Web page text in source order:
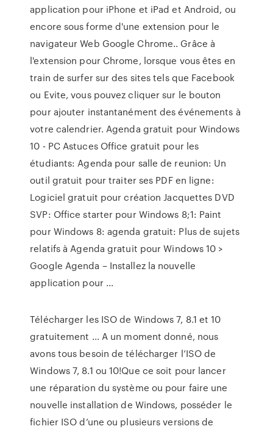
application pour iPhone et iPad et Android, ou
encore sous forme d'une extension pour le
navigateur Web Google Chrome.. Grâce à
l'extension pour Chrome, lorsque vous êtes en
train de surfer sur des sites tels que Facebook
ou Evite, vous pouvez cliquer sur le bouton
pour ajouter instantanément des événements à
votre calendrier. Agenda gratuit pour Windows
10 - PC Astuces Office gratuit pour les
étudiants: Agenda pour salle de reunion: Un
outil gratuit pour traiter ses PDF en ligne:
Logiciel gratuit pour création Jacquettes DVD
SVP: Office starter pour Windows 8;1: Paint
pour Windows 8: agenda gratuit: Plus de sujets
relatifs à Agenda gratuit pour Windows 10 >
Google Agenda – Installez la nouvelle
application pour ...
Télécharger les ISO de Windows 7, 8.1 et 10
gratuitement ... A un moment donné, nous
avons tous besoin de télécharger l’ISO de
Windows 7, 8.1 ou 10!Que ce soit pour lancer
une réparation du système ou pour faire une
nouvelle installation de Windows, posséder le
fichier ISO d’une ou plusieurs versions de